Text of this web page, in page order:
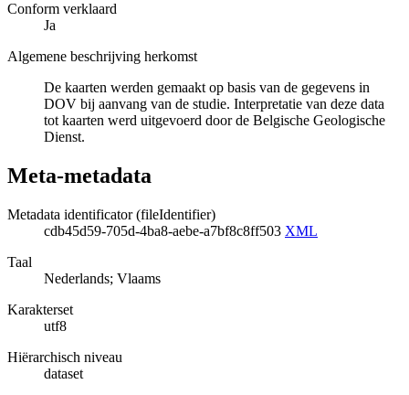
Conform verklaard
Ja
Algemene beschrijving herkomst
De kaarten werden gemaakt op basis van de gegevens in
DOV bij aanvang van de studie. Interpretatie van deze data
tot kaarten werd uitgevoerd door de Belgische Geologische
Dienst.
Meta-metadata
Metadata identificator (fileIdentifier)
cdb45d59-705d-4ba8-aebe-a7bf8c8ff503 XML
Taal
Nederlands; Vlaams
Karakterset
utf8
Hiërarchisch niveau
dataset